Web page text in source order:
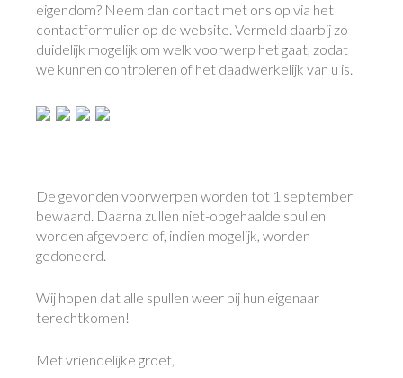
eigendom? Neem dan contact met ons op via het
contactformulier op de website. Vermeld daarbij zo
duidelijk mogelijk om welk voorwerp het gaat, zodat
we kunnen controleren of het daadwerkelijk van u is.
De gevonden voorwerpen worden tot 1 september
bewaard. Daarna zullen niet-opgehaalde spullen
worden afgevoerd of, indien mogelijk, worden
gedoneerd.
Wij hopen dat alle spullen weer bij hun eigenaar
terechtkomen!
Met vriendelijke groet,